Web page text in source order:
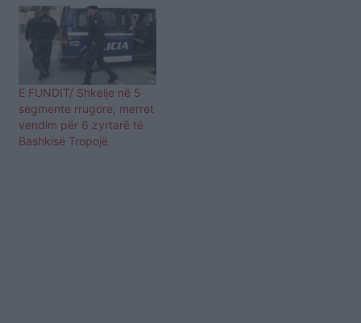
E FUNDIT/ Shkelje në 5
segmente rrugore, merret
vendim për 6 zyrtarë të
Bashkisë Tropojë